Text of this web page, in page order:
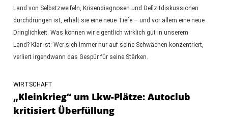
Land von Selbstzweifeln, Krisendiagnosen und Defizitdiskussionen
durchdrungen ist, erhält sie eine neue Tiefe – und vor allem eine neue
Dringlichkeit. Was können wir eigentlich wirklich gut in unserem
Land? Klar ist: Wer sich immer nur auf seine Schwächen konzentriert,
verliert irgendwann das Gespür für seine Stärken.
WIRTSCHAFT
„Kleinkrieg“ um Lkw-Plätze: Autoclub
kritisiert Überfüllung